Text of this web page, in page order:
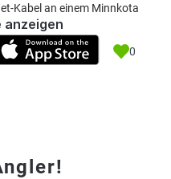
Kabel an einem Minnkota
0
anzeigen